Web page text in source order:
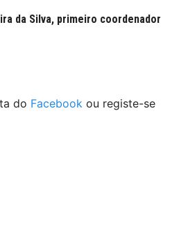
da Silva, primeiro coordenador
do Facebook ou registe-se